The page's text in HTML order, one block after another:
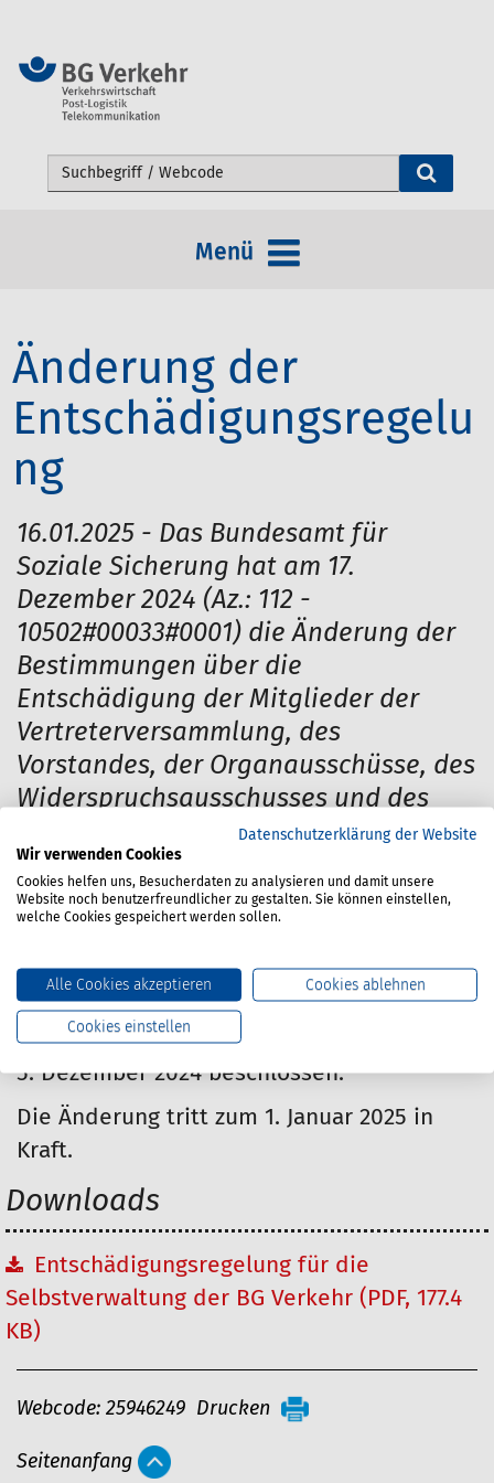
Webseite durchsuchen
Menü
Änderung der
Entschädigungsregelu
ng
16.01.2025 - Das Bundesamt für
Soziale Sicherung hat am 17.
Dezember 2024 (Az.: 112 -
10502#00033#0001) die Änderung der
Bestimmungen über die
Entschädigung der Mitglieder der
Vertreterversammlung, des
Vorstandes, der Organausschüsse, des
Widerspruchsausschusses und des
Rentenausschusses der BG Verkehr
gemäß § 41 Abs. 4 Satz 3
Sozialgesetzbuch Viertes Buch (SGB IV)
in Verbindung mit § 90 Abs. 1 SGB IV
genehmigt.
Die Vertreterversammlung der BG Verkehr
hat die Änderung in ihrer Sitzung am
5. Dezember 2024 beschlossen.
Die Änderung tritt zum 1. Januar 2025 in
Kraft.
Downloads
Entschädigungsregelung für die
Selbstverwaltung der BG Verkehr (PDF, 177.4
KB)
A
t
Webcode: 25946249 Drucken
Seitenanfang
Datenschutzerklärung der Website
Wir verwenden Cookies
Cookies helfen uns, Besucherdaten zu analysieren und damit unsere
Website noch benutzerfreundlicher zu gestalten. Sie können einstellen,
welche Cookies gespeichert werden sollen.
Alle Cookies akzeptieren Cookies ablehnen
Cookies einstellen